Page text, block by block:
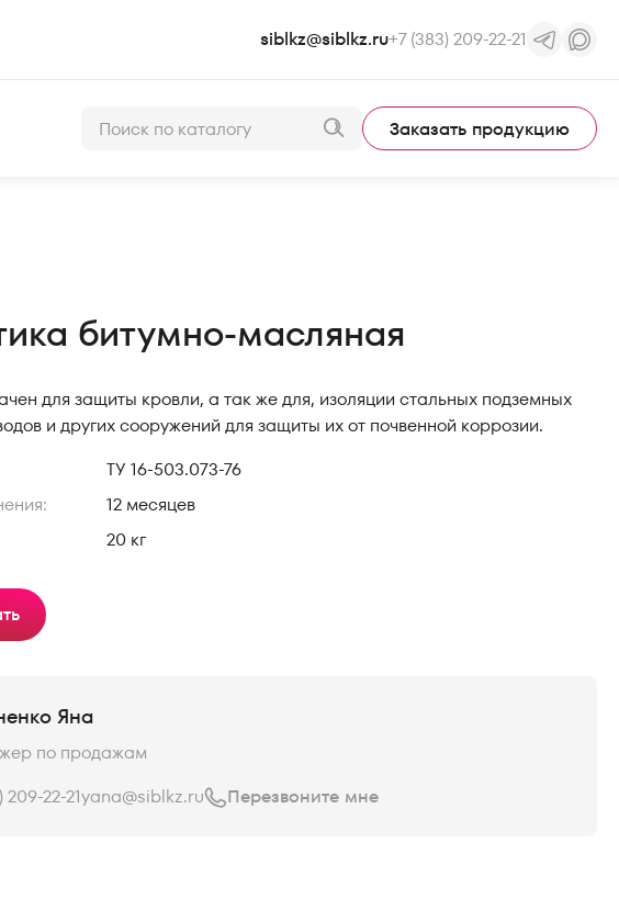
siblkz@siblkz.ru+7 (383) 209-22-21
Заказать продукцию
битумно-масляная
для защиты кровли, а так же для, изоляции стальных подземных
и других сооружений для защиты их от почвенной коррозии.
ТУ 16-503.073-76
12 месяцев
20 кг
Яна
по продажам
209-22-21yana@siblkz.ru Перезвоните мне